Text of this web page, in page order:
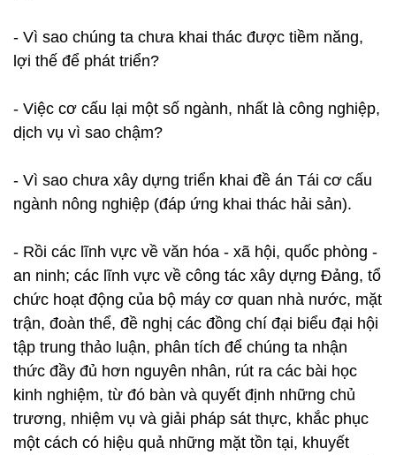
- Vì sao chúng ta chưa khai thác được tiềm năng,
lợi thế để phát triển?
- Việc cơ cấu lại một số ngành, nhất là công nghiệp,
dịch vụ vì sao chậm?
- Vì sao chưa xây dựng triển khai đề án Tái cơ cấu
ngành nông nghiệp (đáp ứng khai thác hải sản).
- Rồi các lĩnh vực về văn hóa - xã hội, quốc phòng -
an ninh; các lĩnh vực về công tác xây dựng Đảng, tổ
chức hoạt động của bộ máy cơ quan nhà nước, mặt
trận, đoàn thể, đề nghị các đồng chí đại biểu đại hội
tập trung thảo luận, phân tích để chúng ta nhận
thức đầy đủ hơn nguyên nhân, rút ra các bài học
kinh nghiệm, từ đó bàn và quyết định những chủ
trương, nhiệm vụ và giải pháp sát thực, khắc phục
một cách có hiệu quả những mặt tồn tại, khuyết